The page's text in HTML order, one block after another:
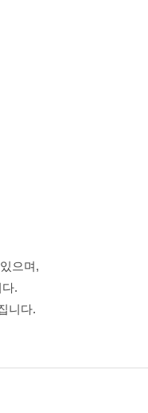
으며,
.
니다.